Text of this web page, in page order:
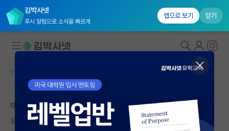
김박사넷
푸시 알림으로 소식을 빠르게
앱으로 보기 닫기
대학원생 모집
국내대학원 정보
연구실&오픈랩
커뮤니티 홈
박사 가스라이팅
활기찬 버지니아 울프